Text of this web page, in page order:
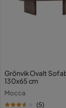
Grönvik Ovalt
130x65 cm
Mocca
(5)